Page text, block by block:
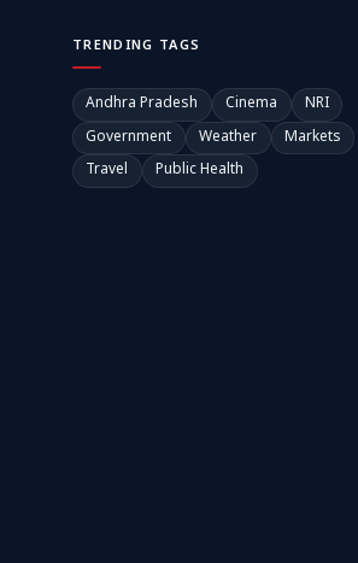
TRENDING TAGS
Andhra Pradesh Cinema
NRI
Government
Weather
Markets
Travel
Public Health